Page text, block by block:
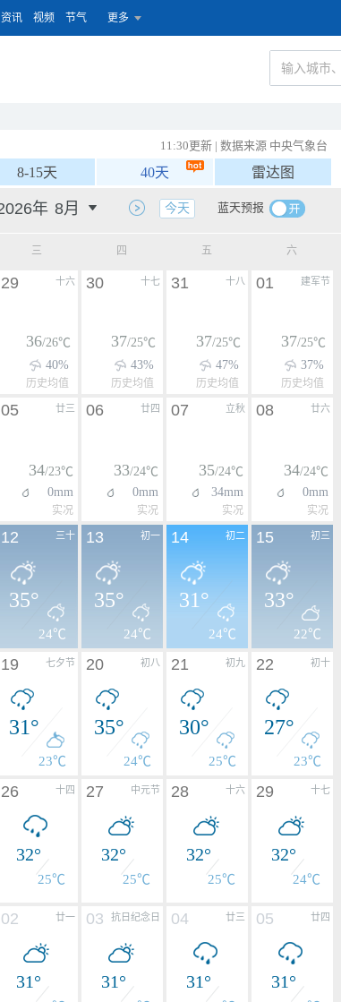
资讯 视频 节气 更多
11:30更新 | 数据来源 中央气象台
8-15天 40天 雷达图
蓝天预报
今天
三 四 五 六
十六
29
36/26℃
40%
历史均值
十七
30
37/25℃
43%
历史均值
十八
31
37/25℃
47%
历史均值
建军节
01
37/25℃
37%
历史均值
廿三
05
34/23℃
0mm
实况
廿四
06
33/24℃
0mm
实况
立秋
07
35/24℃
34mm
实况
廿六
08
34/24℃
0mm
实况
三十
12
35°
24℃
初一
13
35°
24℃
初二
14
31°
24℃
初三
15
33°
22℃
七夕节
19
31°
23℃
初八
20
35°
24℃
初九
21
30°
25℃
初十
22
27°
23℃
十四
26
32°
25℃
中元节
27
32°
25℃
十六
28
32°
25℃
十七
29
32°
24℃
廿一
02
31°
抗日纪念日
03
31°
廿三
04
31°
廿四
05
31°